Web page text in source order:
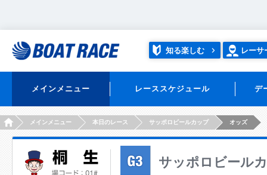
知る楽しむ レーサ
メインメニュー レーススケジュール デ
HOMEメインメニュー 本日のレース サッポロビールカップ オッズ
サッポロビール